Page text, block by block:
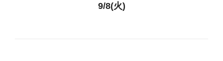
50(48)cm（輝石あり 白）
41,250円(税込)
9/8(火)